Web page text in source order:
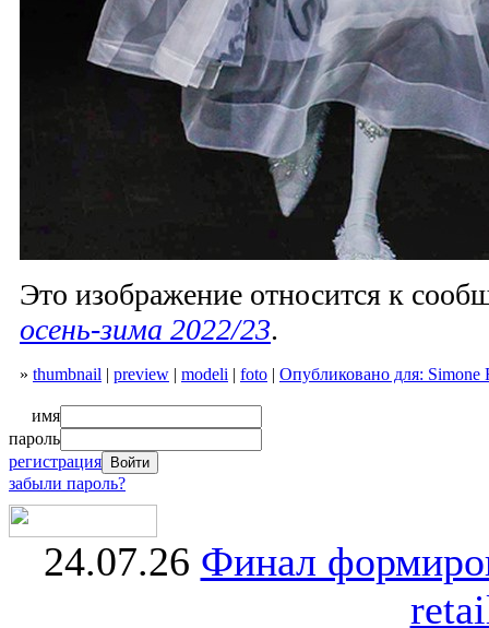
Это изображение относится к
осень-зима 2022/23.
» thumbnail | preview | modeli | foto | Опубликовано для: Simone
имя
пароль
регистрация
забыли пароль?
24.07.26 Финал